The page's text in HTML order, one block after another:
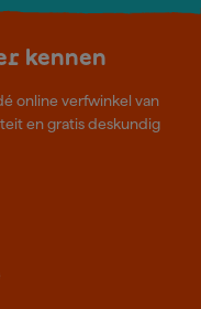
kennen
online verfwinkel van
en gratis deskundig